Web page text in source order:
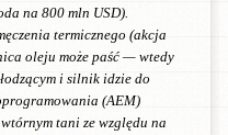
na 800 mln USD).
termicznego (akcja
oleju może paść — wtedy
i silnik idzie do
(AEM)
tani ze względu na